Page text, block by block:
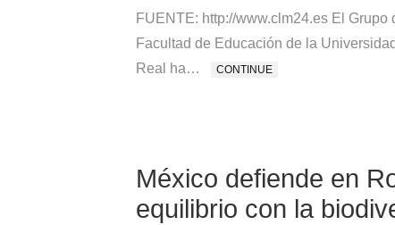
FUENTE: http://www.clm24.es El
Facultad de Educación de la
Real ha…
CONTINUE
México defiende en
equilibrio con la